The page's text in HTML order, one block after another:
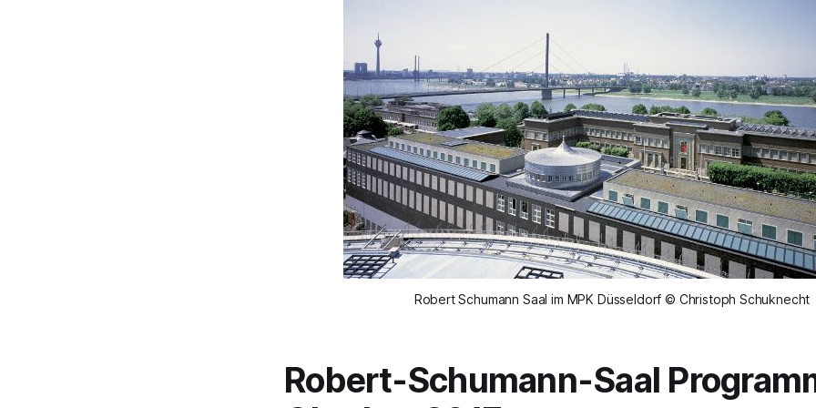
Robert Schumann Saal im MPK Düsseldorf © Christoph Schuknecht
Robert-Schumann-Saal